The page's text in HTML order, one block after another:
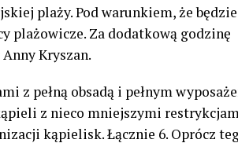
plaży. Pod warunkiem, że będzie
plażowicze. Za dodatkową godzinę
Kryszan.
z pełną obsadą i pełnym
z nieco mniejszymi
kąpielisk. Łącznie 6. Oprócz